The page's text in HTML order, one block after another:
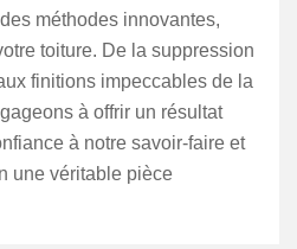
méthodes innovantes,
toiture. De la suppression
finitions impeccables de la
à offrir un résultat
à notre savoir-faire et
une véritable pièce